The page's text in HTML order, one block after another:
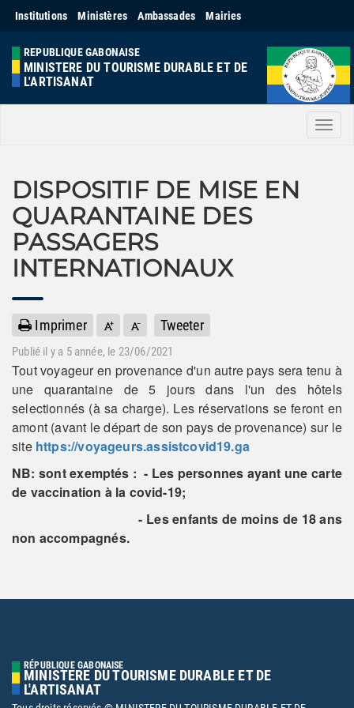
Institutions Ministères Ambassades Mairies
REPUBLIQUE GABONAISE
MINISTERE DU TOURISME DURABLE ET DE
L'ARTISANAT
Menu
DISPOSITIF DE MISE EN
QUARANTAINE DES
PASSAGERS
INTERNATIONAUX
Imprimer Tweeter
Publié il y a 5 année, le 23/06/2021
Tout voyageur en provenance d'un autre pays sera tenu à
une quarantaine de 5 jours dans l'un des hôtels
selectionnés (à sa charge). Les réservations se feront en
amont (avant le départ de son pays de provenance) sur le
site https://voyageurs.assistcovid19.ga
NB: sont exemptés : - Les personnes ayant une carte
de vaccination à la covid-19;
- Les enfants de moins de 18 ans
non accompagnés.
RÉPUBLIQUE GABONAISE
MINISTERE DU TOURISME DURABLE ET DE
L'ARTISANAT